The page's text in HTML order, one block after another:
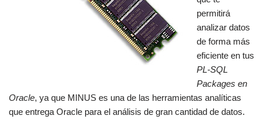
permitirá
analizar datos
de forma más
eficiente en tus
PL-SQL
Packages en
Oracle, ya que MINUS es una de las herramientas analíticas
que entrega Oracle para el análisis de gran cantidad de datos.